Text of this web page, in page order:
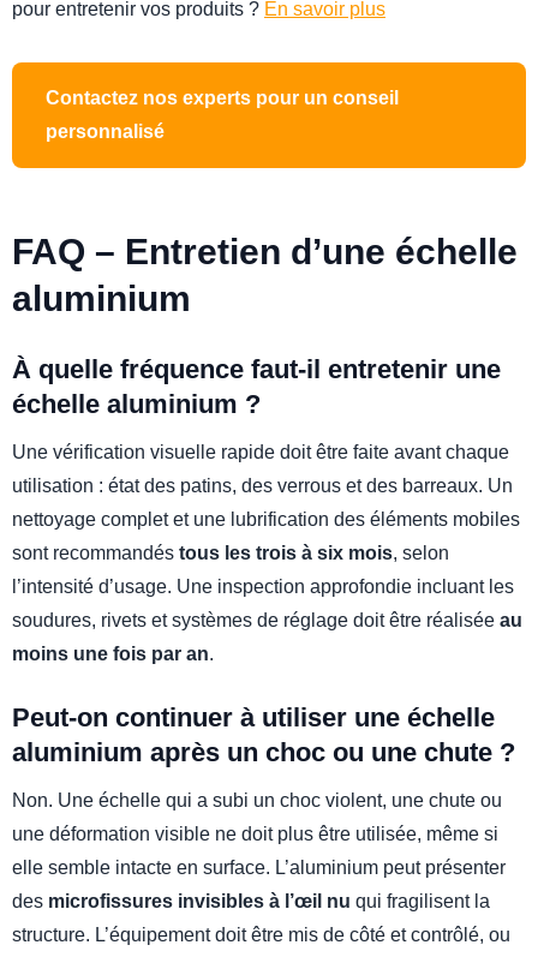
pour entretenir vos produits ? En savoir plus
Contactez nos experts pour un conseil
personnalisé
FAQ – Entretien d’une échelle
aluminium
À quelle fréquence faut-il entretenir une
échelle aluminium ?
Une vérification visuelle rapide doit être faite avant chaque
utilisation : état des patins, des verrous et des barreaux. Un
nettoyage complet et une lubrification des éléments mobiles
sont recommandés tous les trois à six mois, selon
l’intensité d’usage. Une inspection approfondie incluant les
soudures, rivets et systèmes de réglage doit être réalisée au
moins une fois par an.
Peut-on continuer à utiliser une échelle
aluminium après un choc ou une chute ?
Non. Une échelle qui a subi un choc violent, une chute ou
une déformation visible ne doit plus être utilisée, même si
elle semble intacte en surface. L’aluminium peut présenter
des microfissures invisibles à l’œil nu qui fragilisent la
structure. L’équipement doit être mis de côté et contrôlé, ou